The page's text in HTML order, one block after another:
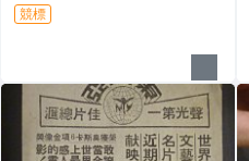
競標